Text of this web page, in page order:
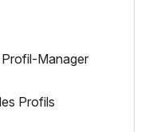
Profil-Manager
Profils